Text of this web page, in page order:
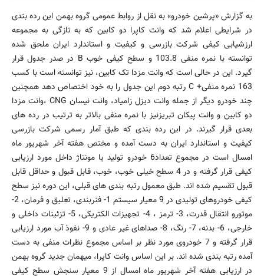
به گزارش «پرشین خودرو» به نقل از روابط عمومی گروه بهمن این رده بندی
در شرایطی اعلام شد که وانت کاپرا دو کابین که به تازگی به مجموعه
ارزشیابی کیفی شرکت بازرسی و کیفیت و استاندارد ایران ملحق شده
توانسته با نمره منفی 103.8 و سطح کیفی خوب B در صدر جدول قرار
گیرد. این در حالی است که وانت مزدا تک کابین، نیز توانسته است با کسب
163 نمره منفی+ C رتبه دوم این جدول را به خود اختصاص دهد همچنین
چند خودرو دیگر از جمله وانت دیزل زامیاد، وانت نیسان CNG ،وانت مزدا
دو کابین و وانت پیکان تبریزنیز با نمره منفی بالاتر به ترتیب در رده های
بعدی قرار گیرند. در این رده بندی که طبق آمار رسمی شرکت بازرسی
کیفیت و استاندارد ایران به دست آمده و مختص هفته آخر شهریور ماه
امسال است در مجموع تعداد6 خودرو تولید یا مونتاژ داخل مورد ارزیابی
کیفی قرار گرفته و در 4 سطح خیلی خوب، خوب، قابل قبول و حداقل قابل
قبول تقسیم شده اند. طبق معمول رتبه بندی های قبلی، این دوره نیز سطح
کیفی خودروهای تولیدی در 9 معیار سیستم 1- فنربندی، تعلیق و فرمان، 2-
موتورو انتقال قدرت، 3- ترمز ، 4- تجهیزات الکتریکی، 5- تزئینات داخلی و
خارجی، 6- بدنه، 7- رنگ، 8- صداهای غیر عادی و 9- نفوذ آب مورد ارزیابی
قرار گرفته و 7 خودروی مورد نظر بر اساس مجموع نظرات منفی به دست
آمده رتبه بندی شده اند. بر این اساس وانت کاپرا، میهمان جدید گروه بهمن
در ارزیابی هفته آخر شهریور ماه امسال از 9 معیار سنجش سطح کیفی